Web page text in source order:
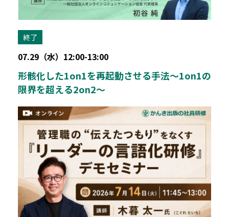
終了
07.29（水）12:00-13:00
形骸化した1on1を再起動させる手法～1on1の
限界を超える2on2～